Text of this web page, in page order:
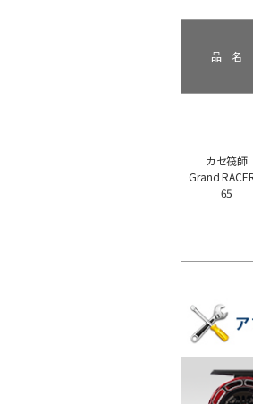
品 名
カセ筏師
Grand
65